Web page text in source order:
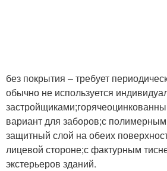
без покрытия – требует
обычно не используется
вариант для заборов;с
защитный слой на обеих
лицевой стороне;с фактурным
экстерьеров зданий.